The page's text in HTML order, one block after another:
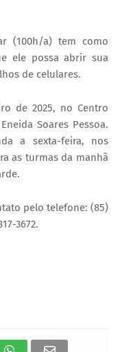
(100h/a) tem como
ele possa abrir sua
de celulares.
de 2025, no Centro
Soares Pessoa.
a sexta-feira, nos
as turmas da manhã
pelo telefone: (85)
3672.